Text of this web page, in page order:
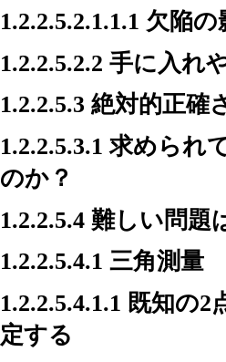
1.2.2.5.2.1.1.1 欠陥
1.2.2.5.2.2 手に入れ
1.2.2.5.3 絶対的正確
1.2.2.5.3.1 求めら
のか？
1.2.2.5.4 難しい問
1.2.2.5.4.1 三角測量
1.2.2.5.4.1.1 既知の
定する